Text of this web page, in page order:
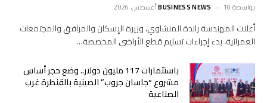
بواسطة BUSINESS NEWS 10 أغسطس، 2026
أعلنت المهندسة راندة المنشاوي، وزيرة الإسكان والمرافق والمجتمعات
العمرانية، بدء إجراءات تسليم قطع الأراضي المخصصة…
باستثمارات 117 مليون دولار.. وضع حجر أساس
مشروع “جاسان جروب” الصينية بالقنطرة غرب
الصناعية